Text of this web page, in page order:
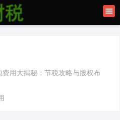
费用大揭秘：节税攻略与股权布